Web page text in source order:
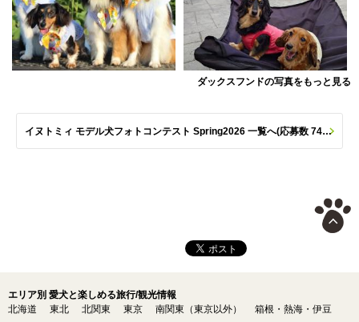
ダックスフンドの写真をもっと見る
イヌトミィ モデル犬フォトコンテスト Spring2026 一覧へ(応募数 747枚)
エリア別 愛犬と楽しめる旅行/観光情報
北海道
東北 北関東 東京 南関東（東京以外） 箱根・熱海・伊豆